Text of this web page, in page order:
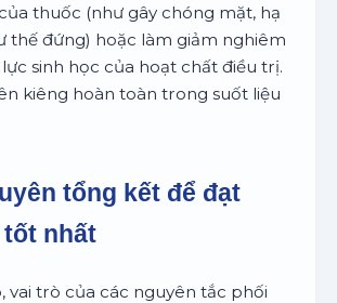
thuốc (như gây chóng mặt, hạ
thế đứng) hoặc làm giảm nghiêm
sinh học của hoạt chất điều trị.
kiêng hoàn toàn trong suốt liệu
tổng kết để đạt
tốt nhất
vai trò của các nguyên tắc phối